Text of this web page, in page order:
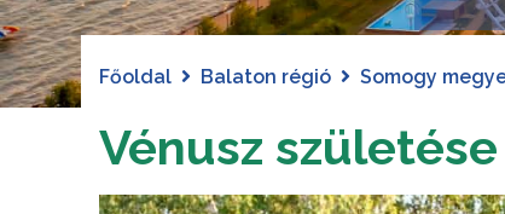
Főoldal Balaton régió Somogy
Vénusz